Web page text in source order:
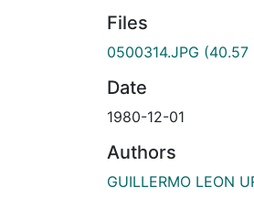
Files
0500314.JPG (40.57
Date
1980-12-01
Authors
GUILLERMO LEON